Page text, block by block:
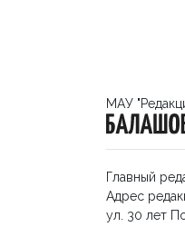
МАУ
Главный
Адрес
ул. 30 лет